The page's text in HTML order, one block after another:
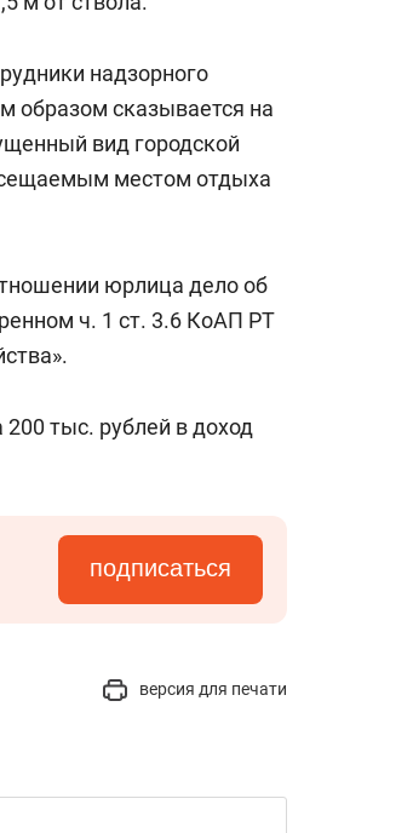
надзорного
образом сказывается на
вид городской
местом отдыха
юрлица дело об
ч. 1 ст. 3.6 КоАП РТ
тыс. рублей в доход
подписаться
версия для печати